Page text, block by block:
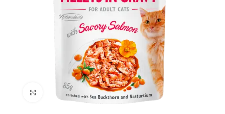
Cliquez pour agrandir